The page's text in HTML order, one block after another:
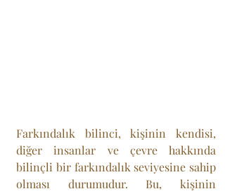
Farkındalık bilinci, kişinin kendisi,
diğer insanlar ve çevre hakkında
bilinçli bir farkındalık seviyesine sahip
olması durumudur. Bu, kişinin